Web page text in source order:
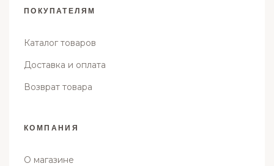
ПОКУПАТЕЛЯМ
Каталог товаров
Доставка и оплата
Возврат товара
КОМПАНИЯ
О магазине